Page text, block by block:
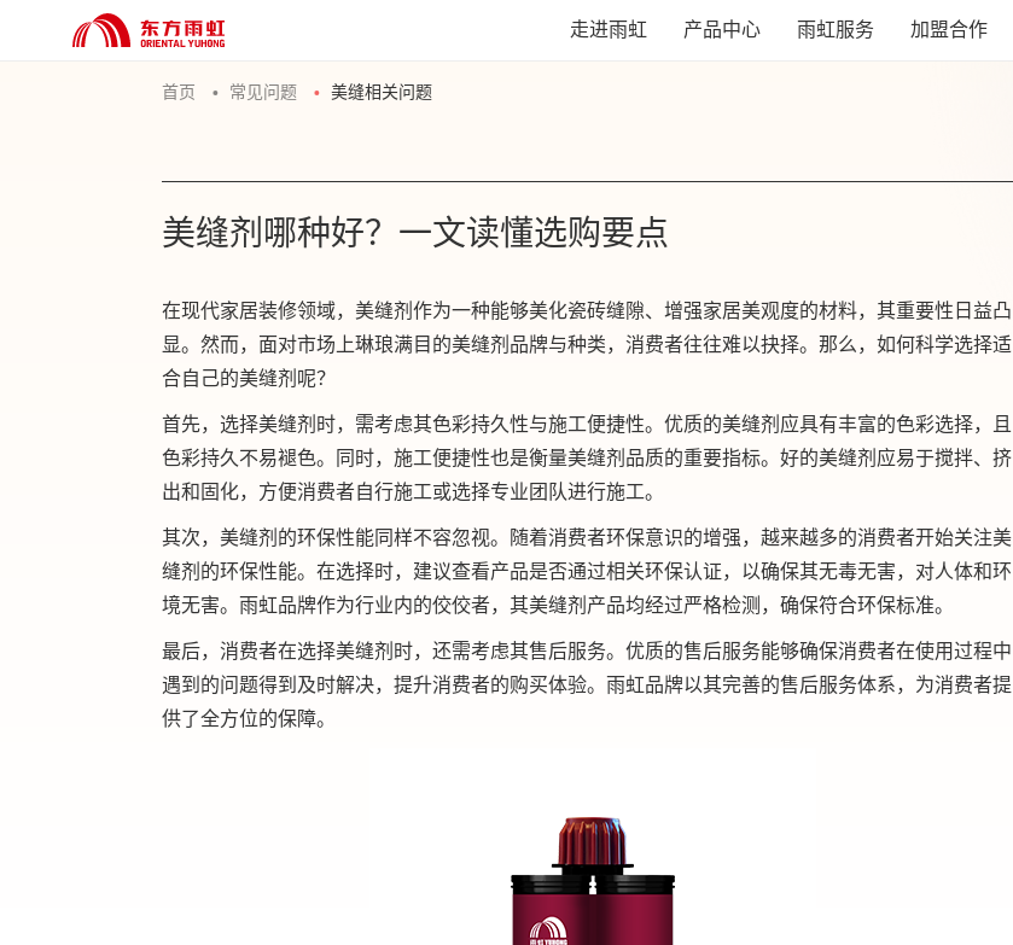
走进雨虹 产品中心 雨虹服务 加盟合作
首页 常见问题 美缝相关问题
美缝剂哪种好？一文读懂选购要点
在现代家居装修领域，美缝剂作为一种能够美化瓷砖缝隙、增强家居美观度的材料，其重要性日益凸
显。然而，面对市场上琳琅满目的美缝剂品牌与种类，消费者往往难以抉择。那么，如何科学选择适
合自己的美缝剂呢？
首先，选择美缝剂时，需考虑其色彩持久性与施工便捷性。优质的美缝剂应具有丰富的色彩选择，且
色彩持久不易褪色。同时，施工便捷性也是衡量美缝剂品质的重要指标。好的美缝剂应易于搅拌、挤
出和固化，方便消费者自行施工或选择专业团队进行施工。
其次，美缝剂的环保性能同样不容忽视。随着消费者环保意识的增强，越来越多的消费者开始关注美
缝剂的环保性能。在选择时，建议查看产品是否通过相关环保认证，以确保其无毒无害，对人体和环
境无害。雨虹品牌作为行业内的佼佼者，其美缝剂产品均经过严格检测，确保符合环保标准。
最后，消费者在选择美缝剂时，还需考虑其售后服务。优质的售后服务能够确保消费者在使用过程中
遇到的问题得到及时解决，提升消费者的购买体验。雨虹品牌以其完善的售后服务体系，为消费者提
供了全方位的保障。